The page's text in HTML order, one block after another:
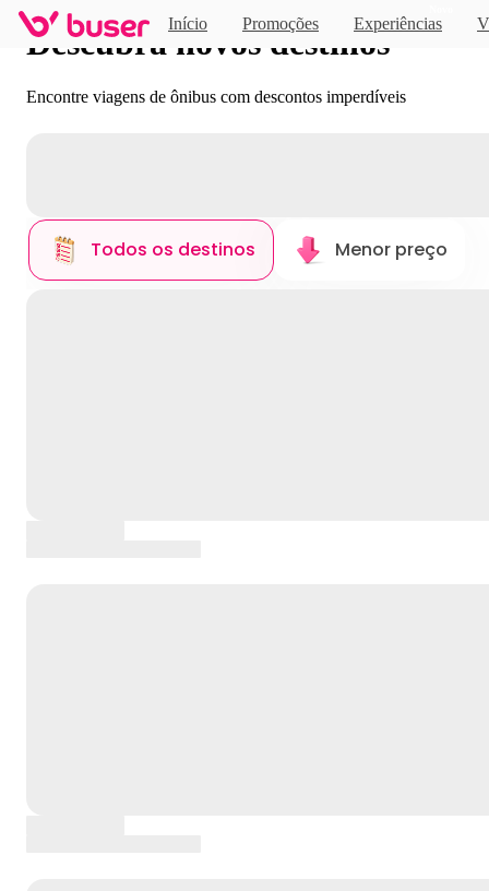
Início Promoções Experiências
Descubra novos destinos
Encontre viagens de ônibus com descontos imperdíveis
Todos os destinos Menor preço